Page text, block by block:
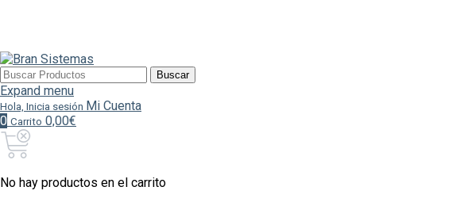
Buscar
por:
Buscar
Expand menu
Hola, Inicia sesión Mi Cuenta
0 Carrito 0,00€
No hay productos en el carrito